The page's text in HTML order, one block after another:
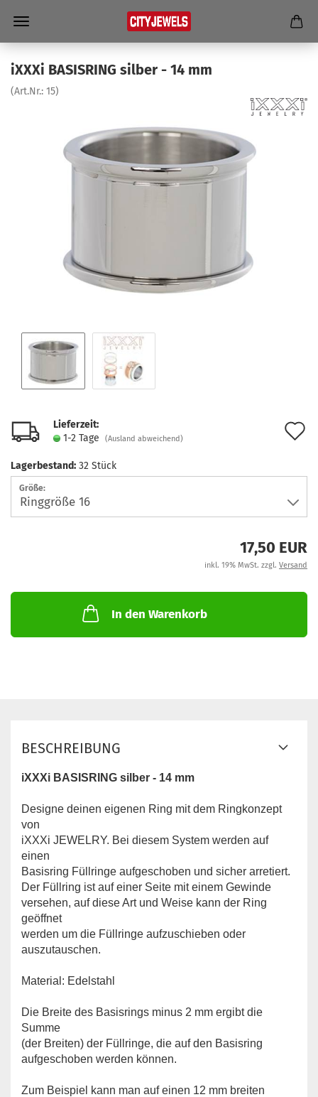
iXXXi BA­SIS­RING sil­ber - 14 mm
(Art.Nr.: 15)
Lieferzeit:
1-2 Tage
(Ausland abweichend)
Lagerbestand: 32 Stück
Größe:
17,50 EUR
inkl. 19% MwSt. zzgl. Versand
In den Warenkorb
BESCHREIBUNG
iXXXi BASISRING silber - 14 mm
Designe deinen eigenen Ring mit dem Ringkonzept
von
iXXXi JEWELRY. Bei diesem System werden auf
einen
Basisring Füllringe aufgeschoben und sicher arretiert.
Der Füllring ist auf einer Seite mit einem Gewinde
versehen, auf diese Art und Weise kann der Ring
geöffnet
werden um die Füllringe aufzuschieben oder
auszutauschen.
Material: Edelstahl
Die Breite des Basisrings minus 2 mm ergibt die
Summe
(der Breiten) der Füllringe, die auf den Basisring
aufgeschoben werden können.
Zum Beispiel kann man auf einen 12 mm breiten